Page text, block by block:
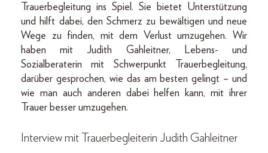
Trauerbegleitung ins Spiel. Sie bietet Unterstützung
und hilft dabei, den Schmerz zu bewältigen und neue
Wege zu finden, mit dem Verlust umzugehen. Wir
haben mit Judith Gahleitner, Lebens- und
Sozialberaterin mit Schwerpunkt Trauerbegleitung,
darüber gesprochen, wie das am besten gelingt – und
wie man auch anderen dabei helfen kann, mit ihrer
Trauer besser umzugehen.
Interview mit Trauerbegleiterin Judith Gahleitner